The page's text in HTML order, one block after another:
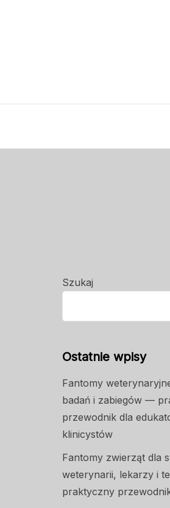
Szukaj
Ostatnie wpisy
Fantomy
badań i zabiegów —
przewodnik dla
klinicystów
Fantomy zwierząt dla
weterynarii, lekarzy i
praktyczny